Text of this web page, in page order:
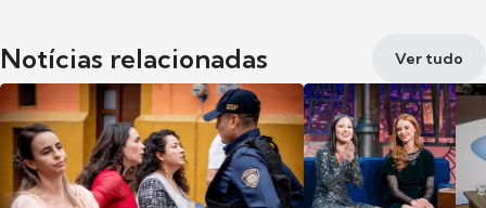
Notícias relacionadas Ver tudo